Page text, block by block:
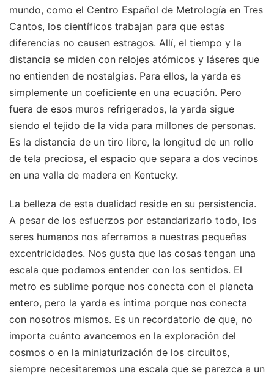
mundo, como el Centro Español de Metrología en Tres
Cantos, los científicos trabajan para que estas
diferencias no causen estragos. Allí, el tiempo y la
distancia se miden con relojes atómicos y láseres que
no entienden de nostalgias. Para ellos, la yarda es
simplemente un coeficiente en una ecuación. Pero
fuera de esos muros refrigerados, la yarda sigue
siendo el tejido de la vida para millones de personas.
Es la distancia de un tiro libre, la longitud de un rollo
de tela preciosa, el espacio que separa a dos vecinos
en una valla de madera en Kentucky.
La belleza de esta dualidad reside en su persistencia.
A pesar de los esfuerzos por estandarizarlo todo, los
seres humanos nos aferramos a nuestras pequeñas
excentricidades. Nos gusta que las cosas tengan una
escala que podamos entender con los sentidos. El
metro es sublime porque nos conecta con el planeta
entero, pero la yarda es íntima porque nos conecta
con nosotros mismos. Es un recordatorio de que, no
importa cuánto avancemos en la exploración del
cosmos o en la miniaturización de los circuitos,
siempre necesitaremos una escala que se parezca a un